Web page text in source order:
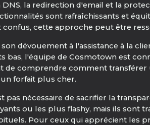
la redirection d'email et la
sont rafraîchissants et
cette approche peut être
dévouement à l'assistance à la
l'équipe de Cosmotown est
de comprendre comment
un forfait plus cher.
nécessaire de sacrifier la
ou les plus flashy, mais ils
Pour ceux qui apprécient les